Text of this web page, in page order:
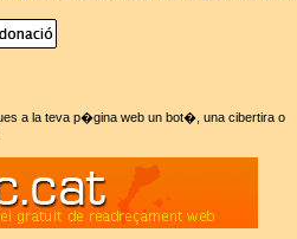
a la teva p�gina web un bot�, una cibertira o